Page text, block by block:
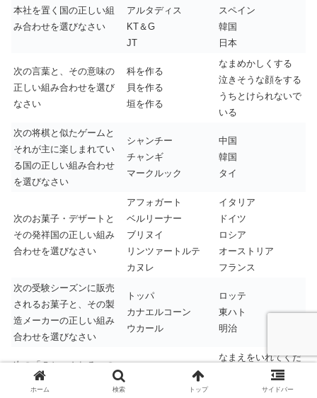
本社を置く国の正しい組
み合わせを選びなさい
アルタディス
KT＆G
JT
スペイン
韓国
日本
次の言葉と、その意味の
正しい組み合わせを選び
なさい
科を作る
貝を作る
垣を作る
なまめかしくする
泣きそうな顔をする
うちとけられないで
いる
次の将棋と似たゲームと
それが主に楽しまれてい
る国の正しい組み合わせ
を選びなさい
シャンチー
チャンギ
マークルック
中国
韓国
タイ
次のお菓子・デザートと
その発祥国の正しい組み
合わせを選びなさい
アフォガート
ベルリーナー
ブリヌイ
リンツァートルテ
カヌレ
イタリア
ドイツ
ロシア
オーストリア
フランス
次の受験シーズンに販売
されるお菓子と、その製
造メーカーの正しい組み
合わせを選びなさい
トッパ
カナエルコーン
ウカール
ロッテ
東ハト
明治
次の「５ちゃんねる」の
掲示板と名前を入れずに
なまえをいれてくだ
NAME OVER
ホーム 検索 トップ サイドバー